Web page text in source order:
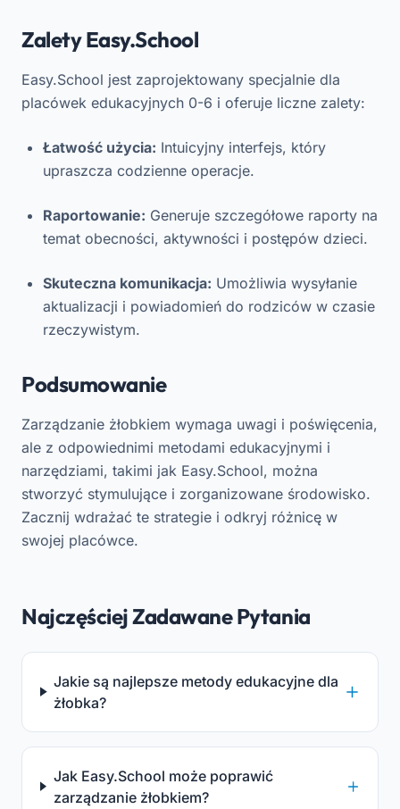
Zalety Easy.School
Easy.School jest zaprojektowany specjalnie dla
placówek edukacyjnych 0-6 i oferuje liczne zalety:
Łatwość użycia: Intuicyjny interfejs, który
upraszcza codzienne operacje.
Raportowanie: Generuje szczegółowe raporty na
temat obecności, aktywności i postępów dzieci.
Skuteczna komunikacja: Umożliwia wysyłanie
aktualizacji i powiadomień do rodziców w czasie
rzeczywistym.
Podsumowanie
Zarządzanie żłobkiem wymaga uwagi i poświęcenia,
ale z odpowiednimi metodami edukacyjnymi i
narzędziami, takimi jak Easy.School, można
stworzyć stymulujące i zorganizowane środowisko.
Zacznij wdrażać te strategie i odkryj różnicę w
swojej placówce.
Najczęściej Zadawane Pytania
Jakie są najlepsze metody edukacyjne dla
żłobka?
Jak Easy.School może poprawić
zarządzanie żłobkiem?